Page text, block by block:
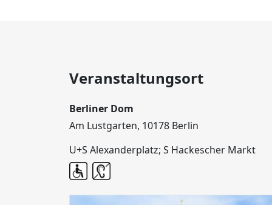
Veranstaltungsort
Berliner Dom
Am Lustgarten, 10178 Berlin
U+S Alexanderplatz; S Hackescher Markt